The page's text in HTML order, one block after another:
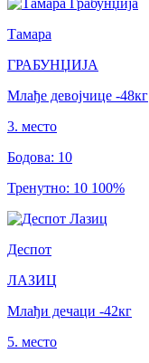
Тамара
ГРАБУНЏИЈА
Млађе девојчице -48кг
3. место
Бодова: 10
Тренутно: 10 100%
Деспот
ЛАЗИЦ
Млађи дечаци -42кг
5. место